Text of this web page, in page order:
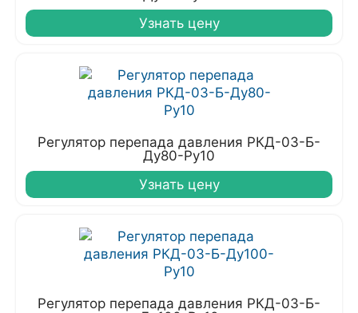
Узнать цену
Регулятор перепада давления РКД-03-Б-
Ду80-Ру10
Узнать цену
Регулятор перепада давления РКД-03-Б-